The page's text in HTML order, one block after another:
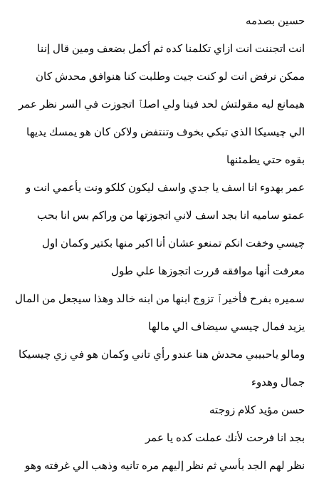
حسين بصدمه
انت اتجننت انت ازاي تكلمنا كده ثم أكمل بضعف ومين قال إننا
ممكن نرفض انت لو كنت جيت وطلبت كنا هنوافق محدش كان
هيمانع ليه مقولتش لحد فينا ولي اصلٱ اتجوزت في السر نظر عمر
الي چيسيكا الذي تبكي بخوف وتنتفض ولاكن كان هو يمسك يديها
بقوه حتي يطمئنها
عمر بهدوء انا اسف يا جدي واسف ليكون كلكو ونت يأعمي انت و
عمتو ساميه انا بجد اسف لاني اتجوزتها من وراكم بس انا بحب
چيسي وخفت انكم تمنعو عشان أنا اكبر منها بكتير وكمان اول
معرفت أنها موافقه قررت اتجوزها علي طول
سميره بفرح فأخيرٱ تزوج ابنها من ابنه خالد وهذا سيجعل من المال
يزيد فمال چيسي سيضاف الي مالها
ومالو ياحبيبي محدش هنا عندو رأي تاني وكمان هو في زي چيسيكا
جمال وهدوء
حسن مؤيد كلام زوجته
بجد انا فرحت لأنك عملت كده يا عمر
نظر لهم الجد بأسي ثم نظر إليهم مره تانيه وذهب الي غرفته وهو